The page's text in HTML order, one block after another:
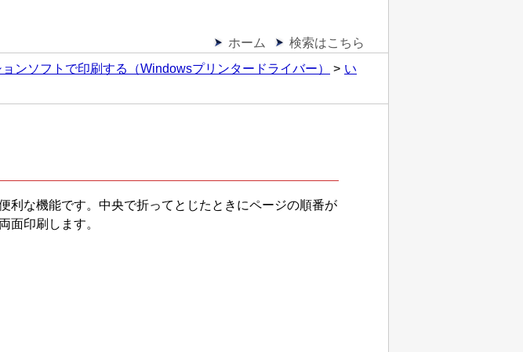
ホーム
検索はこちら
ンソフトで印刷する（Windowsプリンタードライバー）
い
利な機能です。 中央で折ってとじたときにページの順番が
面印刷します。